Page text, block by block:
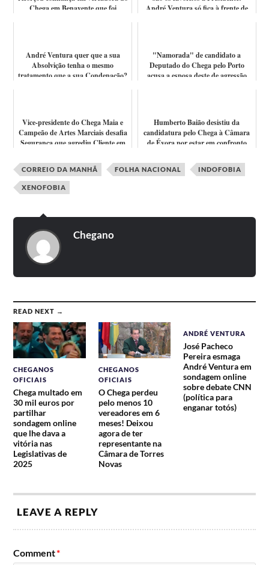
Chega em Benavente que foi
André Ventura só fica à frente de
André Ventura quer que a sua
Absolvição tenha o mesmo
tratamento que a sua Condenação?
"Namorada" de candidato a
Deputado do Chega pelo Porto
acusa a esposa deste de agressão
Vice-presidente do Chega Maia e
Campeão de Artes Marciais desafia
Segurança que agrediu Cliente em
Humberto Baião desistiu da
candidatura pelo Chega à Câmara
de Évora por estar em confronto
CORREIO DA MANHÃ FOLHA NACIONAL INDOFOBIA
XENOFOBIA
Chegano
READ NEXT →
CHEGANOS
OFICIAIS
Chega multado em
30 mil euros por
partilhar
sondagem online
que lhe dava a
vitória nas
Legislativas de
2025
CHEGANOS
OFICIAIS
O Chega perdeu
pelo menos 10
vereadores em 6
meses! Deixou
agora de ter
representante na
Câmara de Torres
Novas
ANDRÉ VENTURA
José Pacheco
Pereira esmaga
André Ventura em
sondagem online
sobre debate CNN
(política para
enganar totós)
LEAVE A REPLY
Comment*